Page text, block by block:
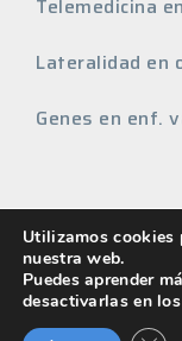
Telemedicina
Lateralidad en
Genes en enf.
Utilizamos cookies
nuestra web.
Puedes aprender
desactivarlas en